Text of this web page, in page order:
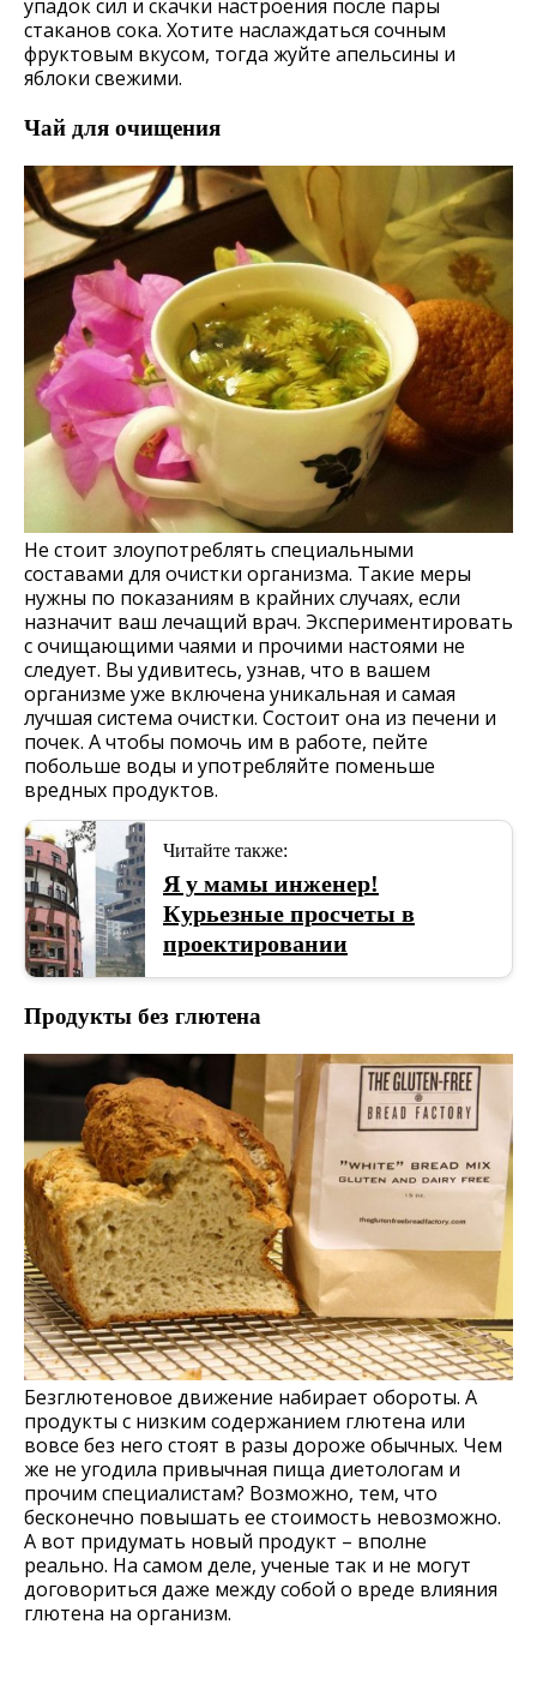
упадок сил и скачки настроения после пары
стаканов сока. Хотите наслаждаться сочным
фруктовым вкусом, тогда жуйте апельсины и
яблоки свежими.
Чай для очищения
Не стоит злоупотреблять специальными
составами для очистки организма. Такие меры
нужны по показаниям в крайних случаях, если
назначит ваш лечащий врач. Экспериментировать
с очищающими чаями и прочими настоями не
следует. Вы удивитесь, узнав, что в вашем
организме уже включена уникальная и самая
лучшая система очистки. Состоит она из печени и
почек. А чтобы помочь им в работе, пейте
побольше воды и употребляйте поменьше
вредных продуктов.
Читайте также:
Я у мамы инженер!
Курьезные просчеты в
проектировании
Продукты без глютена
Безглютеновое движение набирает обороты. А
продукты с низким содержанием глютена или
вовсе без него стоят в разы дороже обычных. Чем
же не угодила привычная пища диетологам и
прочим специалистам? Возможно, тем, что
бесконечно повышать ее стоимость невозможно.
А вот придумать новый продукт – вполне
реально. На самом деле, ученые так и не могут
договориться даже между собой о вреде влияния
глютена на организм.